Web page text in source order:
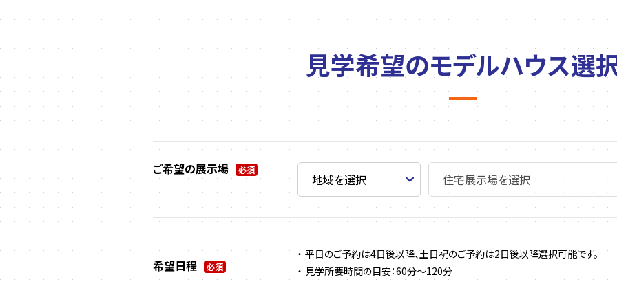
見学希望のモデルハウス選
ご希望の展示場 必須
希望日程 必須
平日のご予約は4日後以降、土日祝のご予約は2日後以降選択可能です。
見学所要時間の目安：60分～120分